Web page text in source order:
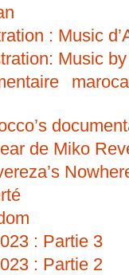
: Music
Music
de Miko
: Partie 3
: Partie 2